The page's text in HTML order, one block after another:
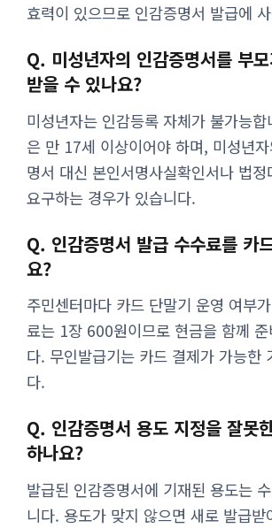
효력이 있으므로 인감증명서 발급에
Q. 미성년자의 인감증명서를 부
받을 수 있나요?
미성년자는 인감등록 자체가 불가능
은 만 17세 이상이어야 하며, 미성년
명서 대신 본인서명사실확인서나 법
요구하는 경우가 있습니다.
Q. 인감증명서 발급 수수료를 카
요?
주민센터마다 카드 단말기 운영 여부
료는 1장 600원이므로 현금을 함께 준
다. 무인발급기는 카드 결제가 가능한
다.
Q. 인감증명서 용도 지정을 잘못
하나요?
발급된 인감증명서에 기재된 용도는
니다. 용도가 맞지 않으면 새로 발급